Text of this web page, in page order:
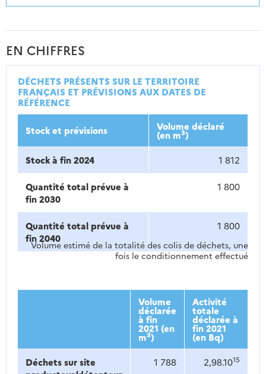
EN CHIFFRES
DÉCHETS PRÉSENTS SUR LE TERRITOIRE
FRANÇAIS ET PRÉVISIONS AUX DATES DE
RÉFÉRENCE
Stock et prévisions Volume déclaré
(en m3)
Stock à fin 2024
1 812
Quantité total prévue à
fin 2030
1 800
Quantité total prévue à
fin 2040
1 800
Volume estimé de la totalité des colis de déchets, une
fois le conditionnement effectué
Volume
déclarée
à fin
2021 (en
m3)
Activité
totale
déclarée à
fin 2021
(en Bq)
Déchets sur site
1 788 2,98.1015